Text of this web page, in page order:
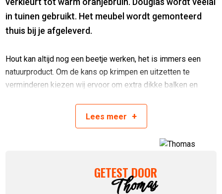
in tuinen gebruikt. Het meubel wordt gemonteerd
thuis bij je afgeleverd.
Hout kan altijd nog een beetje werken, het is immers een
natuurproduct. Om de kans op krimpen en uitzetten te
verminderen kiezen wij ervoor om extra dikke balken en
werkruimte voor jouw kamado. De kamado zet je stabiel in
keramische voetjes. Bovendien is de
Lees meer +
GETEST DOOR
Thomas